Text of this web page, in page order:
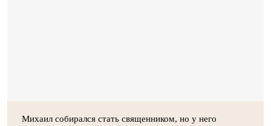
Михаил собирался стать священником, но у него